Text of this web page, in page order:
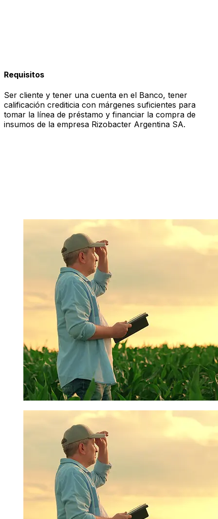
Requisitos
Ser cliente y tener una cuenta en el Banco, tener
calificación crediticia con márgenes suficientes para
tomar la línea de préstamo y financiar la compra de
insumos de la empresa Rizobacter Argentina SA.